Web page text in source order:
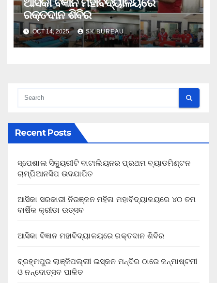
ରକ୍ତଦାନ ଶିବିର
OCT 14, 2025 SK BUREAU
Recent Posts
ସ୍ପେଶାଲ ସିକ୍ୟୁରୀଟି ବାଟାଲିୟନର ପ୍ରଥମ ବ୍ୟାଡମିଣ୍ଟନ
ଚାମ୍ପିଆନସିପ ଉଦଯାପିତ
ଆସିକା ସରକାରୀ ନିରଞ୍ଜନ ମହିଳା ମହାବିଦ୍ୟାଳୟରେ ୪୦ ତମ
ବାର୍ଷିକ କ୍ରୀଡା ଉତ୍ସବ
ଆସିକା ବିଜ୍ଞାନ ମହାବିଦ୍ୟାଳୟରେ ରକ୍ତଦାନ ଶିବିର
ବ୍ରହ୍ମପୁର ଲାଞ୍ଜିପଲ୍ଲୀ ଇସ୍କନ ମନ୍ଦିର ଠାରେ ଜନ୍ମାଷ୍ଟମୀ
ଓ ନନ୍ଦୋତ୍ସବ ପାଳିତ